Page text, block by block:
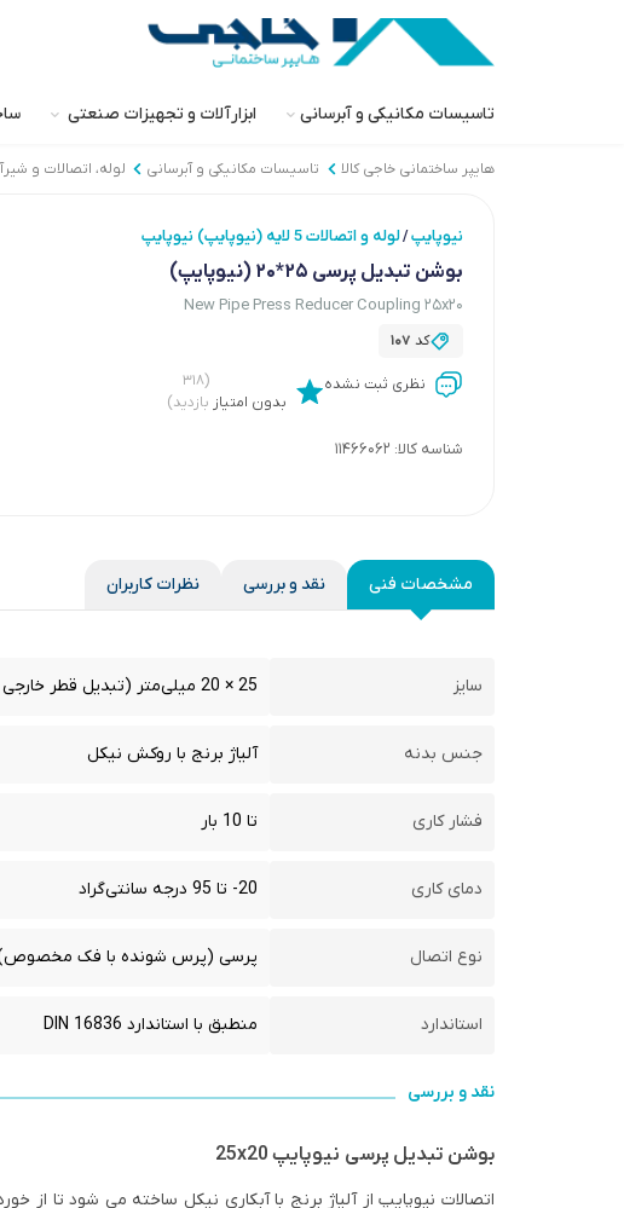
تاسیسات مکانیکی و آبرسانی ابزارآلات و تجهیزات صنعتی
هایپر ساختمانی خاجی‌ کالا تاسیسات مکانیکی و آبرسانی لوله، اتصالات و
نیوپایپ/لوله و اتصالات 5 لایه (نیوپایپ) نیوپایپ
بوشن تبدیل پرسی 25*20 (نیوپایپ)
New Pipe Press Reducer Coupling 25x20
کد 107
نظری ثبت نشده
بدون امتیاز
(۳۱۸
بازدید)
شناسه کالا: 11466062
مشخصات فنی نقد و بررسی نظرات کاربران
سایز 25 × 20 میلی‌متر (تبدیل قطر خارجی 25 به 20)
جنس بدنه آلیاژ برنج با روکش نیکل
فشار کاری تا 10 بار
دمای کاری 20- تا 95 درجه سانتی‌گراد
نوع اتصال پرسی (پرس شونده با فک
استاندارد منطبق با استاندارد DIN 16836
نقد و بررسی
بوشن تبدیل پرسی نیوپایپ 25x20
اتصالات نیوپایپ از آلیاژ برنج با آبکاری نیکل ساخته می شود تا